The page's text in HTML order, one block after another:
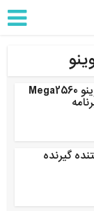
آموزش راه اندازی برد آردوینو Mega2560
گیرنده